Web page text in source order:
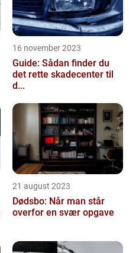
16 november 2023
Guide: Sådan finder du
det rette skadecenter til
d...
21 august 2023
Dødsbo: Når man står
overfor en svær opgave